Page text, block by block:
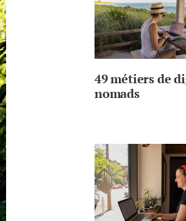
49 métiers de
nomads